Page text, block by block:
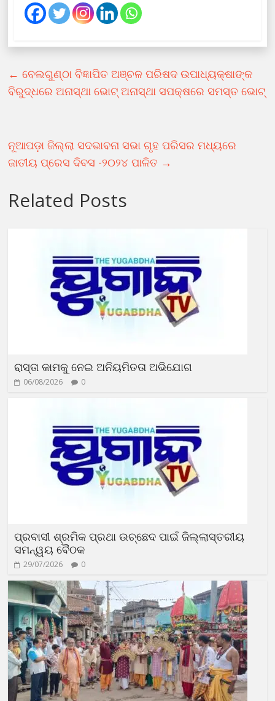
← ବେଲଗୁଣ୍ଠା ବିଜ୍ଞାପିତ ଅଞ୍ଚଳ ପରିଷଦ ଉପାଧ୍ୟକ୍ଷାଙ୍କ
ବିରୁଦ୍ଧରେ ଅନାସ୍ଥା ଭୋଟ୍ ଅନାସ୍ଥା ସପକ୍ଷରେ ସମସ୍ତ ଭୋଟ୍
ନୂଆପଡ଼ା ଜିଲ୍ଲା ସଦଭାବନା ସଭା ଗୃହ ପରିସର ମଧ୍ୟରେ
ଜାତୀୟ ପ୍ରେସ ଦିବସ -୨୦୨୪ ପାଳିତ →
Related Posts
ରାସ୍ତା କାମକୁ ନେଇ ଅନିୟମିତତା ଅଭିଯୋଗ
06/08/2026 0
ପ୍ରବାସୀ ଶ୍ରମିକ ପ୍ରଥା ଉଚ୍ଛେଦ ପାଇଁ ଜିଲ୍ଲାସ୍ତରୀୟ
ସମନ୍ୱୟ ବୈଠକ
29/07/2026 0